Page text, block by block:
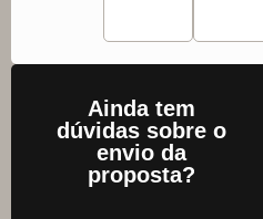
Ainda tem
dúvidas sobre o
envio da
proposta?